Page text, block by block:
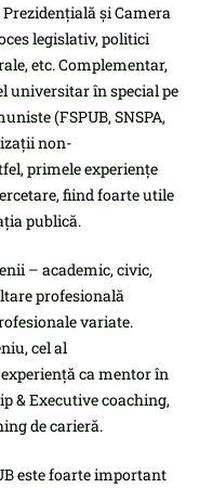
și Camera
legislativ, politici
etc. Complementar,
universitar în special pe
(FSPUB, SNSPA,
non-
primele experiențe
fiind foarte utile
publică.
– academic, civic,
profesională
variate.
cel al
ca mentor în
& Executive coaching,
de carieră.
este foarte important